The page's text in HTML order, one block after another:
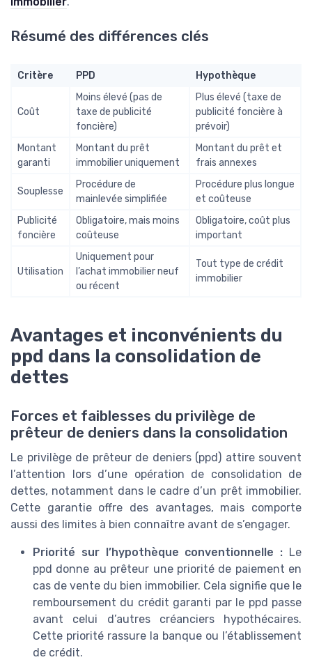
Résumé des différences clés
Critère PPD Hypothèque
Coût
Moins élevé (pas de
taxe de publicité
foncière)
Plus élevé (taxe de
publicité foncière à
prévoir)
Montant
garanti
Montant du prêt
immobilier uniquement
Montant du prêt et
frais annexes
Souplesse
Procédure de
mainlevée simplifiée
Procédure plus longue
et coûteuse
Publicité
foncière
Obligatoire, mais moins
coûteuse
Obligatoire, coût plus
important
Utilisation
Uniquement pour
l’achat immobilier neuf
ou récent
Tout type de crédit
immobilier
Avantages et inconvénients du
ppd dans la consolidation de
dettes
Forces et faiblesses du privilège de
prêteur de deniers dans la consolidation
Le privilège de prêteur de deniers (ppd) attire souvent
l’attention lors d’une opération de consolidation de
dettes, notamment dans le cadre d’un prêt immobilier.
Cette garantie offre des avantages, mais comporte
aussi des limites à bien connaître avant de s’engager.
Priorité sur l’hypothèque conventionnelle : Le
ppd donne au prêteur une priorité de paiement en
cas de vente du bien immobilier. Cela signifie que le
remboursement du crédit garanti par le ppd passe
avant celui d’autres créanciers hypothécaires.
Cette priorité rassure la banque ou l’établissement
de crédit.